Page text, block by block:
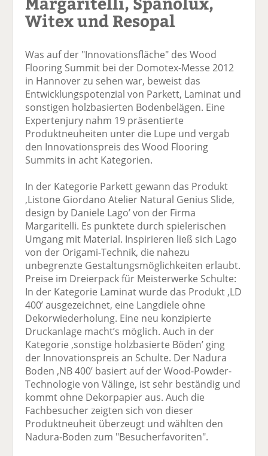
Witex und Resopal
Was auf der "Innovationsfläche" des Wood
Flooring Summit bei der Domotex-Messe 2012
in Hannover zu sehen war, beweist das
Entwicklungspotenzial von Parkett, Laminat und
sonstigen holzbasierten Bodenbelägen. Eine
Expertenjury nahm 19 präsentierte
Produktneuheiten unter die Lupe und vergab
den Innovationspreis des Wood Flooring
Summits in acht Kategorien.
In der Kategorie Parkett gewann das Produkt
,Listone Giordano Atelier Natural Genius Slide,
design by Daniele Lago’ von der Firma
Margaritelli. Es punktete durch spielerischen
Umgang mit Material. Inspirieren ließ sich Lago
von der Origami-Technik, die nahezu
unbegrenzte Gestaltungsmöglichkeiten erlaubt.
Preise im Dreierpack für Meisterwerke Schulte:
In der Kategorie Laminat wurde das Produkt ,LD
400’ ausgezeichnet, eine Langdiele ohne
Dekorwiederholung. Eine neu konzipierte
Druckanlage macht’s möglich. Auch in der
Kategorie ,sonstige holzbasierte Böden’ ging
der Innovationspreis an Schulte. Der Nadura
Boden ,NB 400’ basiert auf der Wood-Powder-
Technologie von Välinge, ist sehr beständig und
kommt ohne Dekorpapier aus. Auch die
Fachbesucher zeigten sich von dieser
Produktneuheit überzeugt und wählten den
Nadura-Boden zum "Besucherfavoriten".